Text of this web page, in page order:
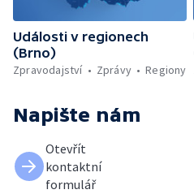
Události v regionech
(Brno)
Zpravodajství
Zprávy Regiony
Napište nám
Otevřít
kontaktní
formulář